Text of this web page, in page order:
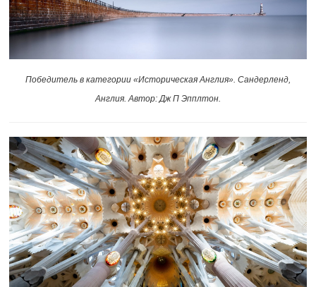
Победитель в категории «Историческая Англия». Сандерленд,
Англия. Автор: Дж П Эпплтон.